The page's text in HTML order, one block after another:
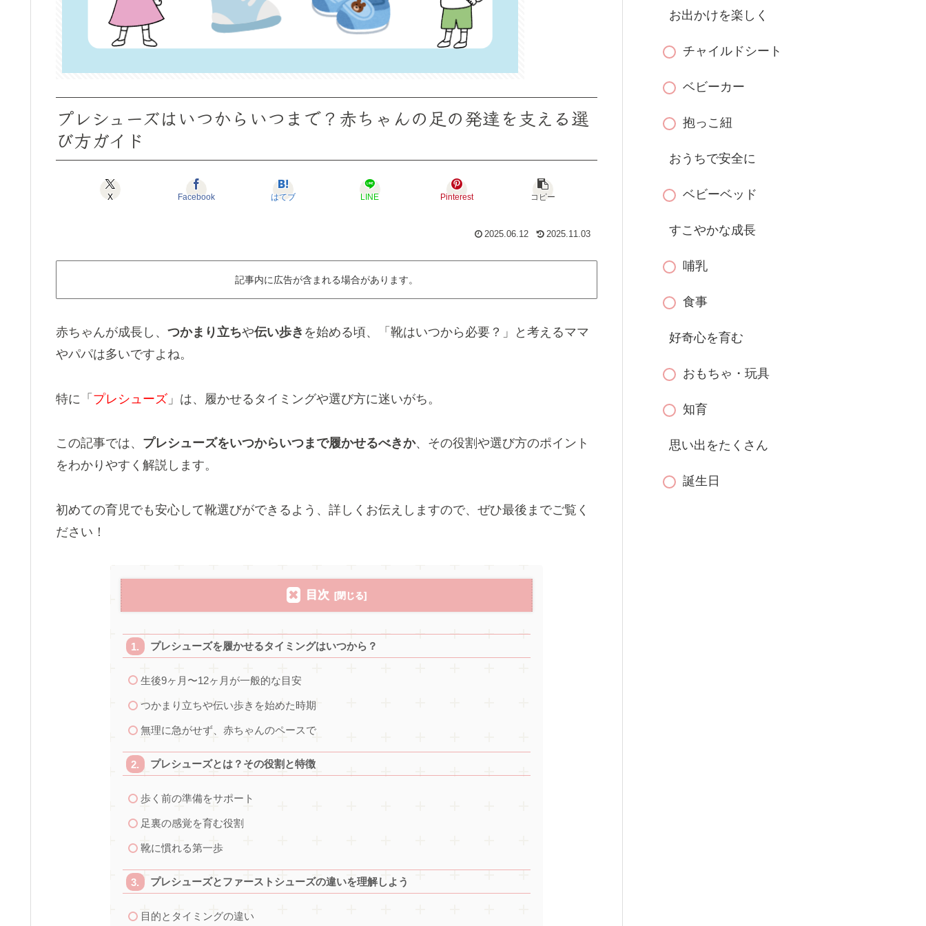
プレシューズはいつからいつまで？赤ちゃんの足の発達を支える選
び方ガイド
X Facebook はてブ LINE Pinterest コピー
2025.06.12 2025.11.03
記事内に広告が含まれる場合があります。
赤ちゃんが成長し、 つかまり立ちや伝い歩き を始める頃、「靴はいつから必要？」と考えるママ
やパパは多いですよね。
特に「 プレシューズ 」は、履かせるタイミングや選び方に迷いがち。
この記事では、 プレシューズをいつからいつまで履かせるべきか、その役割や選び方のポイント
をわかりやすく解説します。
初めての育児でも安心して靴選びができるよう、詳しくお伝えしますので、ぜひ最後までご覧く
ださい！
目次
プレシューズを履かせるタイミングはいつから？
生後9ヶ月〜12ヶ月が一般的な目安
つかまり立ちや伝い歩きを始めた時期
無理に急がせず、赤ちゃんのペースで
プレシューズとは？その役割と特徴
歩く前の準備をサポート
足裏の感覚を育む役割
靴に慣れる第一歩
プレシューズとファーストシューズの違いを理解しよう
目的とタイミングの違い
お出かけを楽しく
チャイルドシート
ベビーカー
抱っこ紐
おうちで安全に
ベビーベッド
すこやかな成長
哺乳
食事
好奇心を育む
おもちゃ・玩具
知育
思い出をたくさん
誕生日